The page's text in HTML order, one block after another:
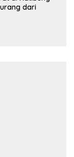
dari